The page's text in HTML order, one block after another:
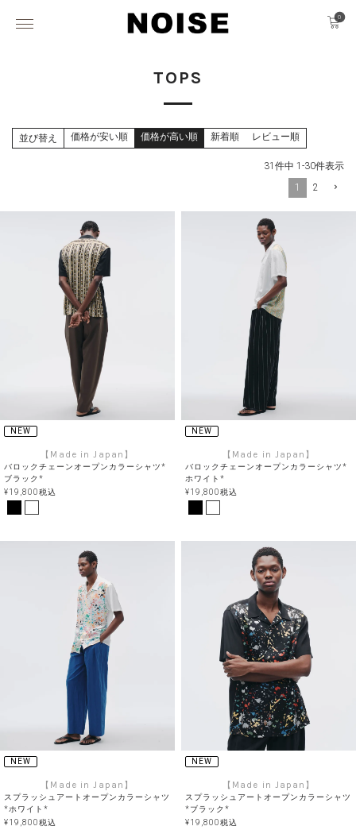
0
TOPS
並び替え 価格が安い順 価格が高い順 新着順 レビュー順
31 件中 1 -30件表示
1
2
NEW
【Made in Japan】
バロックチェーンオープンカラーシャツ*
ブラック*
¥19,800税込
NEW
【Made in Japan】
バロックチェーンオープンカラーシャツ*
ホワイト*
¥19,800税込
NEW
【Made in Japan】
スプラッシュアートオープンカラーシャツ
*ホワイト*
¥19,800税込
NEW
【Made in Japan】
スプラッシュアートオープンカラーシャツ
*ブラック*
¥19,800税込